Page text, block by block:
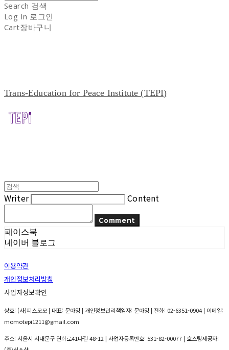
Search 검색
Log In 로그인
Cart장바구니
Trans-Education for Peace Institute (TEPI)
Writer Content
Comment
페이스북
네이버 블로그
이용약관
개인정보처리방침
사업자정보확인
상호: (사)피스모모 | 대표: 문아영 | 개인정보관리책임자: 문아영 | 전화: 02-6351-0904 | 이메일:
momotepi1211@gmail.com
주소: 서울시 서대문구 연희로41다길 48-12 | 사업자등록번호: 531-82-00077 | 호스팅제공자: